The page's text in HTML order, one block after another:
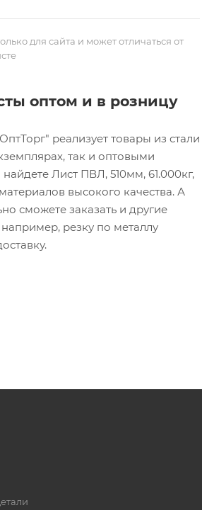
для сайта и может отличаться от
оптом и в розницу
реализует товары из стали
так и оптовыми
Лист ПВЛ, 510мм, 61.000кг,
высокого качества. А
сможете заказать и другие
резку по металлу